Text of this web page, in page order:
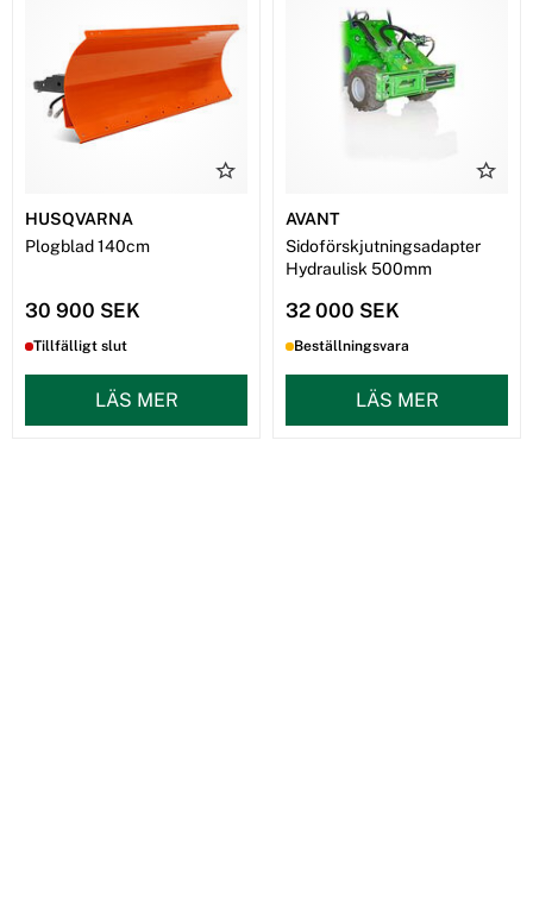
HUSQVARNA
Plogblad 140cm
30 900 SEK
Tillfälligt slut
LÄS MER
AVANT
Sidoförskjutningsadapter
Hydraulisk 500mm
32 000 SEK
Beställningsvara
LÄS MER